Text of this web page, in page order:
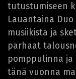
tutustumiseen
Lauantaina
musiikista ja
parhaat
pomppulinna
tänä vuonna